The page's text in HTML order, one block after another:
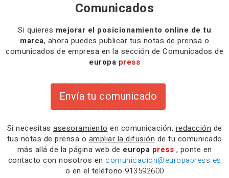
Comunicados
Si quieres mejorar el posicionamiento online de tu
marca, ahora puedes publicar tus notas de prensa o
comunicados de empresa en la sección de Comunicados de
europa press
Envía tu comunicado
Si necesitas asesoramiento en comunicación, redacción de
tus notas de prensa o ampliar la difusión de tu comunicado
más allá de la página web de europa press , ponte en
contacto con nosotros en comunicacion@europapress.es
o en el teléfono 913592600